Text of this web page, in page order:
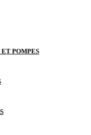
POMPES